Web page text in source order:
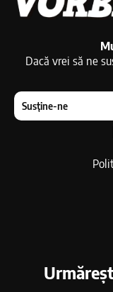
Dacă vrei să ne
Susține-ne